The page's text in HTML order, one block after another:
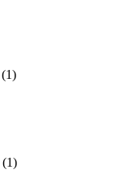
(1)
(1)